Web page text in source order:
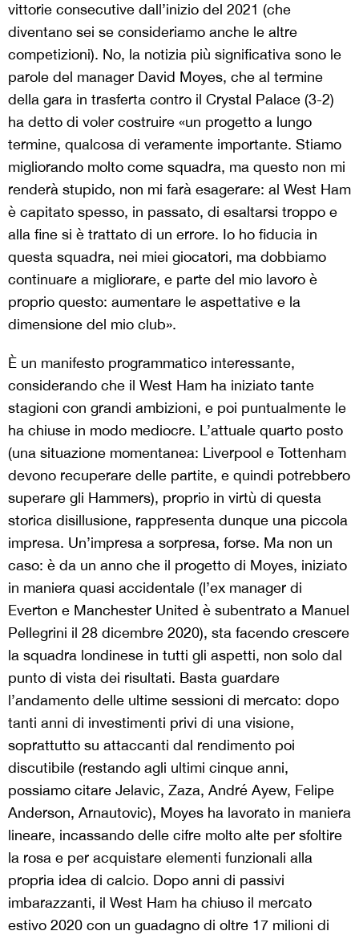
vittorie consecutive dall’inizio del 2021 (che
diventano sei se consideriamo anche le altre
competizioni). No, la notizia più significativa sono le
parole del manager David Moyes, che al termine
della gara in trasferta contro il Crystal Palace (3-2)
ha detto di voler costruire «un progetto a lungo
termine, qualcosa di veramente importante. Stiamo
migliorando molto come squadra, ma questo non mi
renderà stupido, non mi farà esagerare: al West Ham
è capitato spesso, in passato, di esaltarsi troppo e
alla fine si è trattato di un errore. Io ho fiducia in
questa squadra, nei miei giocatori, ma dobbiamo
continuare a migliorare, e parte del mio lavoro è
proprio questo: aumentare le aspettative e la
dimensione del mio club».
È un manifesto programmatico interessante,
considerando che il West Ham ha iniziato tante
stagioni con grandi ambizioni, e poi puntualmente le
ha chiuse in modo mediocre. L’attuale quarto posto
(una situazione momentanea: Liverpool e Tottenham
devono recuperare delle partite, e quindi potrebbero
superare gli Hammers), proprio in virtù di questa
storica disillusione, rappresenta dunque una piccola
impresa. Un’impresa a sorpresa, forse. Ma non un
caso: è da un anno che il progetto di Moyes, iniziato
in maniera quasi accidentale (l’ex manager di
Everton e Manchester United è subentrato a Manuel
Pellegrini il 28 dicembre 2020), sta facendo crescere
la squadra londinese in tutti gli aspetti, non solo dal
punto di vista dei risultati. Basta guardare
l’andamento delle ultime sessioni di mercato: dopo
tanti anni di investimenti privi di una visione,
soprattutto su attaccanti dal rendimento poi
discutibile (restando agli ultimi cinque anni,
possiamo citare Jelavic, Zaza, André Ayew, Felipe
Anderson, Arnautovic), Moyes ha lavorato in maniera
lineare, incassando delle cifre molto alte per sfoltire
la rosa e per acquistare elementi funzionali alla
propria idea di calcio. Dopo anni di passivi
imbarazzanti, il West Ham ha chiuso il mercato
estivo 2020 con un guadagno di oltre 17 milioni di